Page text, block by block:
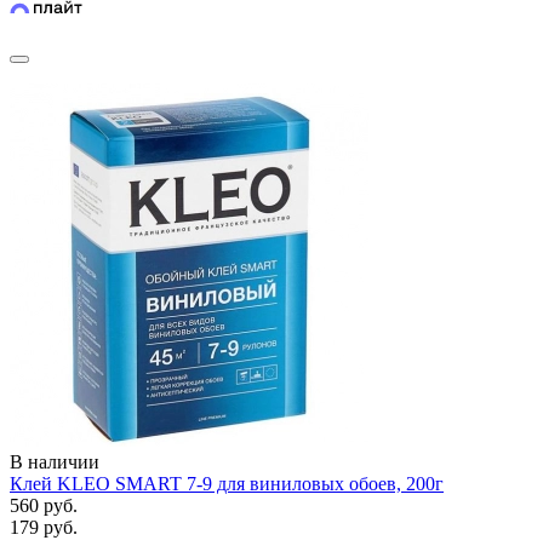
В наличии
Клей KLEO SMART 7-9 для виниловых обоев, 200г
560 руб.
179 руб.